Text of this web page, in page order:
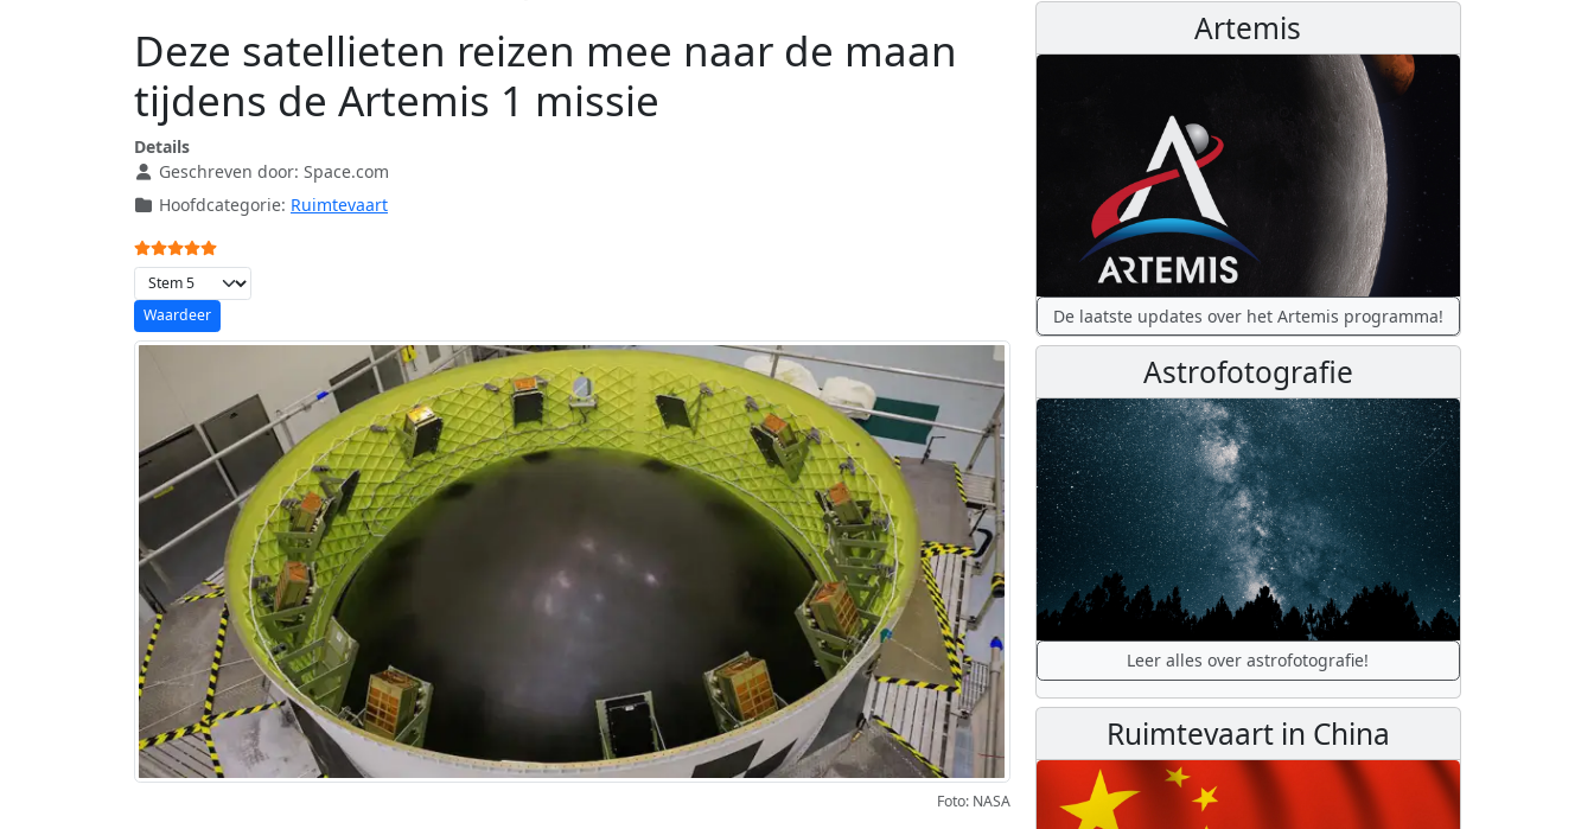
Deze satellieten reizen mee naar de maan
tijdens de Artemis 1 missie
Details
Geschreven door: Space.com
Hoofdcategorie: Ruimtevaart
Gebruikerswaardering:
Voeg waardering toe
Foto: NASA
Artemis
De laatste updates over het Artemis programma!
Astrofotografie
Leer alles over astrofotografie!
Ruimtevaart in China